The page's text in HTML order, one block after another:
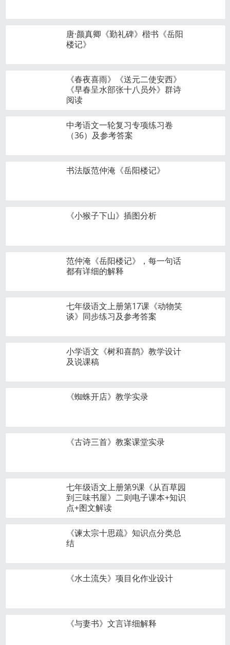
唐·颜真卿《勤礼碑》楷书《岳阳
楼记》
《春夜喜雨》《送元二使安西》
《早春呈水部张十八员外》群诗
阅读
中考语文一轮复习专项练习卷
（36）及参考答案
书法版范仲淹《岳阳楼记》
《小猴子下山》插图分析
范仲淹《岳阳楼记》，每一句话
都有详细的解释
七年级语文上册第17课《动物笑
谈》同步练习及参考答案
小学语文《树和喜鹊》教学设计
及说课稿
《蜘蛛开店》教学实录
《古诗三首》教案课堂实录
七年级语文上册第9课《从百草园
到三味书屋》二则电子课本+知识
点+图文解读
《谏太宗十思疏》知识点分类总
结
《水土流失》项目化作业设计
《与妻书》文言详细解释